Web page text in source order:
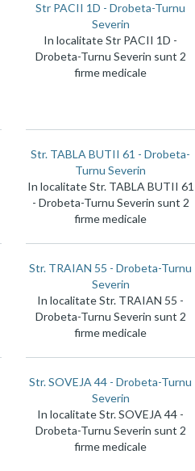
Str PACII 1D - Drobeta-Turnu
Severin
In localitate Str PACII 1D -
Drobeta-Turnu Severin sunt 2
firme medicale
Str. TABLA BUTII 61 - Drobeta-
Turnu Severin
In localitate Str. TABLA BUTII 61
- Drobeta-Turnu Severin sunt 2
firme medicale
Str. TRAIAN 55 - Drobeta-Turnu
Severin
In localitate Str. TRAIAN 55 -
Drobeta-Turnu Severin sunt 2
firme medicale
Str. SOVEJA 44 - Drobeta-Turnu
Severin
In localitate Str. SOVEJA 44 -
Drobeta-Turnu Severin sunt 2
firme medicale